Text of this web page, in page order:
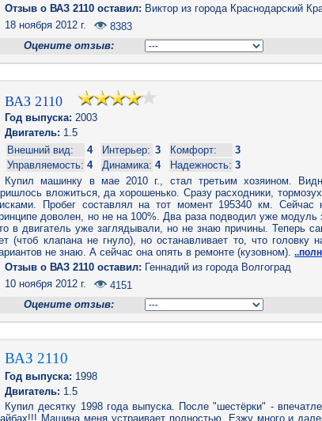
Отзыв o ВАЗ 2110 оставил: Виктор из города Краснодарский
18 ноября 2012 г.
8383
Оцените отзыв:
ВАЗ 2110
Год выпуска: 2003
Двигатель: 1.5
Внешний вид:
4 Интерьер: 3 Комфорт:
3
Управляемость: 4 Динамика: 4 Надежность: 3
Купил машинку в мае 2010 г., стал третьим хозяином.
вложиться, да хорошенько. Сразу расходники,
Пробег составлял на тот момент 195340 км.
доволен, но не на 100%. Два раза подводил уже
в двигатель уже заглядывали, но не знаю причины. Теперь
(чтоб клапана не гнуло), но останавливает то, что головку
не знаю. А сейчас она опять в ремонте (кузовном).
Отзыв o ВАЗ 2110 оставил: Геннадий из города Волгоград
10 ноября 2012 г.
4151
Оцените отзыв:
ВАЗ 2110
Год выпуска: 1998
Двигатель: 1.5
Купил десятку 1998 года выпуска. После "шестёрки" -
Машина меня устраивает полностью. Езжу много и